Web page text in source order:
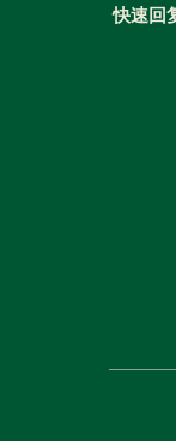
快速回